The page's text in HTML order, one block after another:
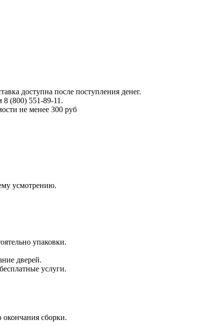
доступна после поступления денег.
(800) 551-89-11.
не менее 300 руб
усмотрению.
упаковки.
дверей.
услуги.
сборки.